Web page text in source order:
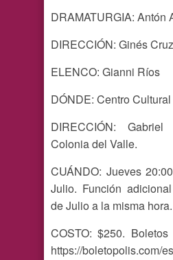
DRAMATURGIA: Antón
DIRECCIÓN: Ginés Cruz
ELENCO: Gianni Ríos
DÓNDE: Centro
DIRECCIÓN:
Colonia del Valle.
CUÁNDO: Jueves
Julio. Función
de Julio a la misma hora.
COSTO: $250.
https://boletopolis.com/